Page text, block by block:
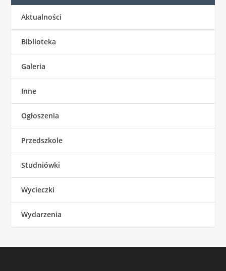
Aktualności
Biblioteka
Galeria
Inne
Ogłoszenia
Przedszkole
Studniówki
Wycieczki
Wydarzenia